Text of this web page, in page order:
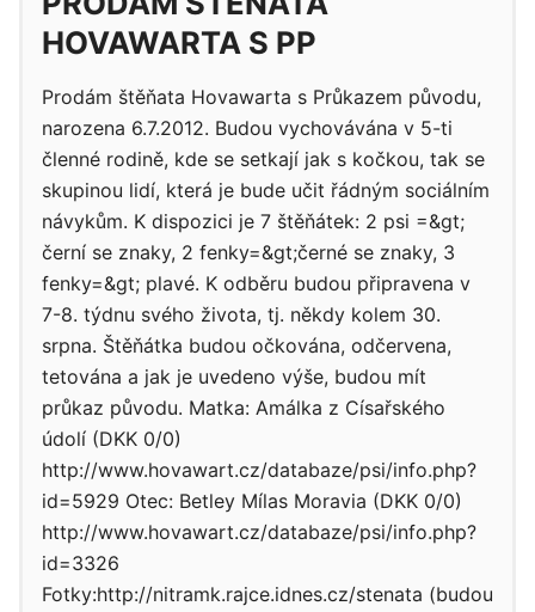
HOVAWARTA S PP
Prodám štěňata Hovawarta s Průkazem původu,
narozena 6.7.2012. Budou vychovávána v 5-ti
členné rodině, kde se setkají jak s kočkou, tak se
skupinou lidí, která je bude učit řádným sociálním
návykům. K dispozici je 7 štěňátek: 2 psi =&gt;
černí se znaky, 2 fenky=&gt;černé se znaky, 3
fenky=&gt; plavé. K odběru budou připravena v
7-8. týdnu svého života, tj. někdy kolem 30.
srpna. Štěňátka budou očkována, odčervena,
tetována a jak je uvedeno výše, budou mít
průkaz původu. Matka: Amálka z Císařského
údolí (DKK 0/0)
http://www.hovawart.cz/databaze/psi/info.php?
id=5929 Otec: Betley Mílas Moravia (DKK 0/0)
http://www.hovawart.cz/databaze/psi/info.php?
id=3326
Fotky:http://nitramk.rajce.idnes.cz/stenata (budou